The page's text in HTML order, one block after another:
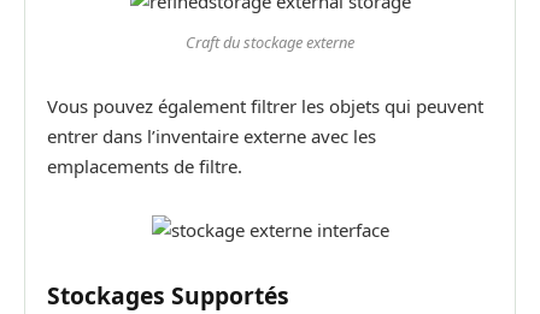
Craft du stockage externe
Vous pouvez également filtrer les objets qui peuvent
entrer dans l’inventaire externe avec les
emplacements de filtre.
Stockages Supportés